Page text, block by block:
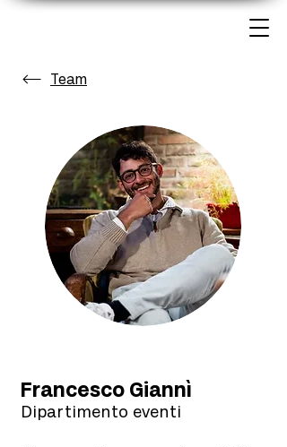
Team
Francesco Giannì
Dipartimento eventi